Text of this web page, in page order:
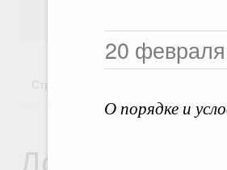
20
О порядке и
Стратегии
Документы